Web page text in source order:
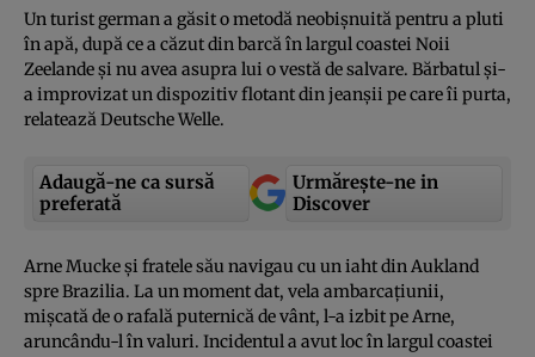
Un turist german a găsit o metodă neobişnuită pentru a pluti
în apă, după ce a căzut din barcă în largul coastei Noii
Zeelande şi nu avea asupra lui o vestă de salvare. Bărbatul şi-
a improvizat un dispozitiv flotant din jeanşii pe care îi purta,
relatează Deutsche Welle.
Adaugă-ne ca sursă
preferată
Urmărește-ne in
Discover
Arne Mucke şi fratele său navigau cu un iaht din Aukland
spre Brazilia. La un moment dat, vela ambarcaţiunii,
mişcată de o rafală puternică de vânt, l-a izbit pe Arne,
aruncându-l în valuri. Incidentul a avut loc în largul coastei